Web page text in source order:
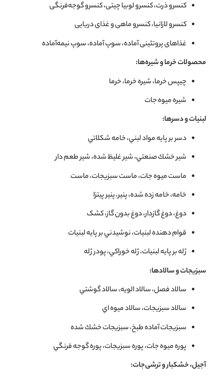
کنسرو ذرت، کنسرو لوبیا چیتی، کنسرو گوجه‌فرنگی
کنسرو لازانیا، کنسرو ماهی و غذای دریایی
غذاهای پروتئینی آماده، سوپ آماده، سوپ نیمه‌آماده
محصولات خرما و شیره‌ها:
چيپس خرما، شيره خرما، خرما
شيره ميوه جات
لبنیات و دسرها:
دسر بر پايه مواد لبني، خامه شكلاتي
شير خشك صنعتي، شير غليظ شده، شير طعم دار
ماست ميوه جات، ماست سبزيجات، ماست
خامه، خامه زده شده، پنير، پنیر پیتزا
دوغ، دوغ گازدار، دوغ بدون گاز، کشک
قوام دهنده لبنيات، نوشيدني بر پايه لبنيات
ژله بر پايه لبنيات، ژله خوراكي، پودر ژله
سبزیجات و سالادها:
سالاد فصل، سالاد الويه، سالاد گوشتي
سالاد سبزيجات، سالاد ميوه اي
سبزيجات آماده طبخ، سبزيجات خشك شده
پوره ميوه جات، پوره سبزيجات، پوره گوجه فرنگي
آجیل، خشکبار و ترشی‌جات: